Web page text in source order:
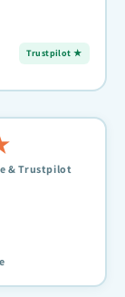
Trustpilot ★
& Trustpilot